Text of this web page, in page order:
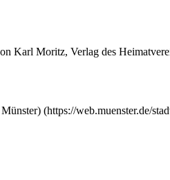
Karl Moritz, Verlag des